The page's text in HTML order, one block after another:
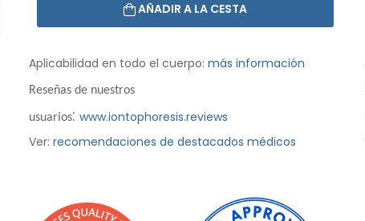
AÑADIR A LA CESTA
Aplicabilidad en todo el cuerpo: más información
Reseñas de nuestros
usuarios: www.iontophoresis.reviews
Ver: recomendaciones de destacados médicos